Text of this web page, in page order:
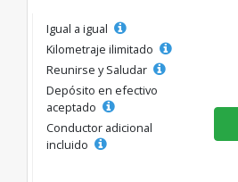
Igual a igual
Kilometraje ilimitado
Reunirse y Saludar
Depósito en efectivo
aceptado
Conductor adicional
incluido